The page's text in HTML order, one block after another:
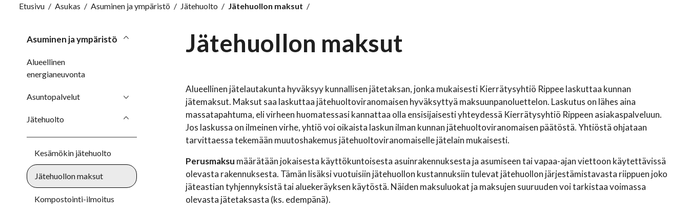
Etusivu / Asukas / Asuminen ja ympäristö / Jätehuolto / Jätehuollon maksut /
Asuminen ja ympäristö
Alueellinen
energianeuvonta
Asuntopalvelut
Jätehuolto
Kesämökin jätehuolto
Jätehuollon maksut
Kompostointi-ilmoitus
Jätehuollon maksut
Alueellinen jätelautakunta hyväksyy kunnallisen jätetaksan, jonka mukaisesti Kierrätysyhtiö Rippee laskuttaa kunnan
jätemaksut. Maksut saa laskuttaa jätehuoltoviranomaisen hyväksyttyä maksuunpanoluettelon. Laskutus on lähes aina
massatapahtuma, eli virheen huomatessasi kannattaa olla ensisijaisesti yhteydessä Kierrätysyhtiö Rippeen asiakaspalveluun.
Jos laskussa on ilmeinen virhe, yhtiö voi oikaista laskun ilman kunnan jätehuoltoviranomaisen päätöstä. Yhtiöstä ohjataan
tarvittaessa tekemään muutoshakemus jätehuoltoviranomaiselle jätelain mukaisesti.
Perusmaksu määrätään jokaisesta käyttökuntoisesta asuinrakennuksesta ja asumiseen tai vapaa-ajan viettoon käytettävissä
olevasta rakennuksesta. Tämän lisäksi vuotuisiin jätehuollon kustannuksiin tulevat jätehuollon järjestämistavasta riippuen joko
jäteastian tyhjennyksistä tai aluekeräyksen käytöstä. Näiden maksuluokat ja maksujen suuruuden voi tarkistaa voimassa
olevasta jätetaksasta (ks. edempänä).